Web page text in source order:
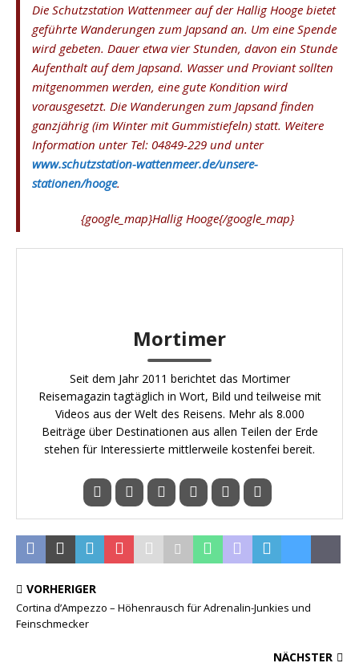
Die Schutzstation Wattenmeer auf der Hallig Hooge bietet
geführte Wanderungen zum Japsand an. Um eine Spende
wird gebeten. Dauer etwa vier Stunden, davon ein Stunde
Aufenthalt auf dem Japsand. Wasser und Proviant sollten
mitgenommen werden, eine gute Kondition wird
vorausgesetzt. Die Wanderungen zum Japsand finden
ganzjährig (im Winter mit Gummistiefeln) statt. Weitere
Information unter Tel: 04849-229 und unter
www.schutzstation-wattenmeer.de/unsere-
stationen/hooge.
{google_map}Hallig Hooge{/google_map}
Mortimer
Seit dem Jahr 2011 berichtet das Mortimer
Reisemagazin tagtäglich in Wort, Bild und teilweise mit
Videos aus der Welt des Reisens. Mehr als 8.000
Beiträge über Destinationen aus allen Teilen der Erde
stehen für Interessierte mittlerweile kostenfei bereit.
VORHERIGER
Cortina d’Ampezzo – Höhenrausch für Adrenalin-Junkies und
Feinschmecker
NÄCHSTER